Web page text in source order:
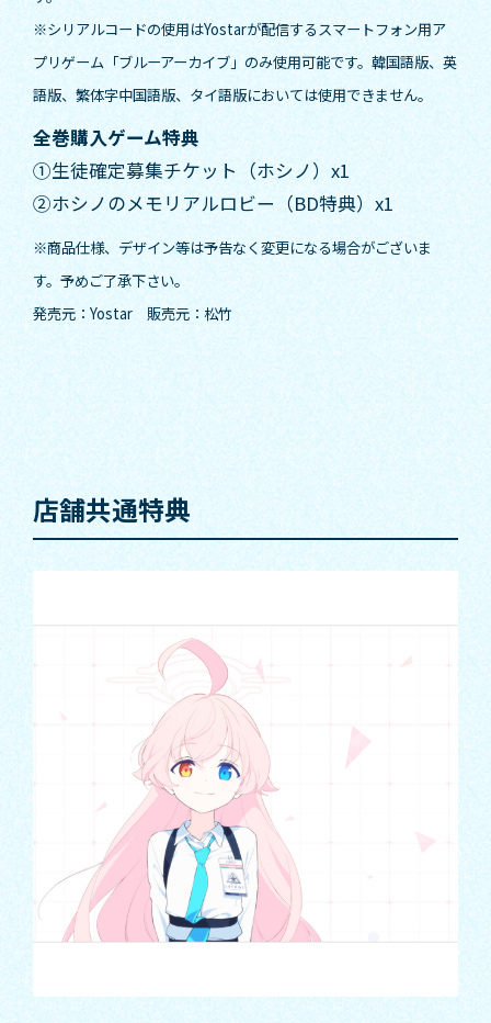
※シリアルコードの使用はYostarが配信するスマートフォン用ア
プリゲーム「ブルーアーカイブ」のみ使用可能です。韓国語版、英
語版、繁体字中国語版、タイ語版においては使用できません。
全巻購入ゲーム特典
①生徒確定募集チケット（ホシノ）x1
②ホシノのメモリアルロビー（BD特典）x1
※商品仕様、デザイン等は予告なく変更になる場合がございま
す。予めご了承下さい。
発売元：Yostar 販売元：松竹
店舗共通特典